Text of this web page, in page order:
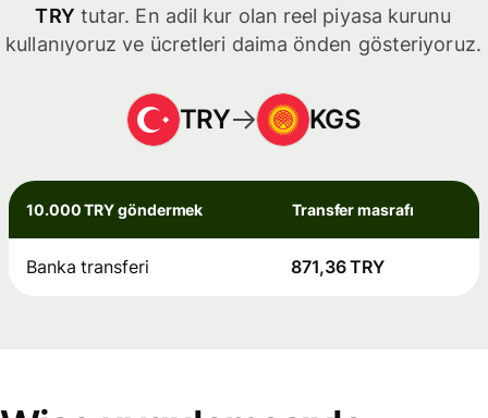
TRY tutar. En adil kur olan reel piyasa kurunu
kullanıyoruz ve ücretleri daima önden gösteriyoruz.
TRY KGS
10.000 TRY göndermek Transfer masrafı
Banka transferi 871,36 TRY